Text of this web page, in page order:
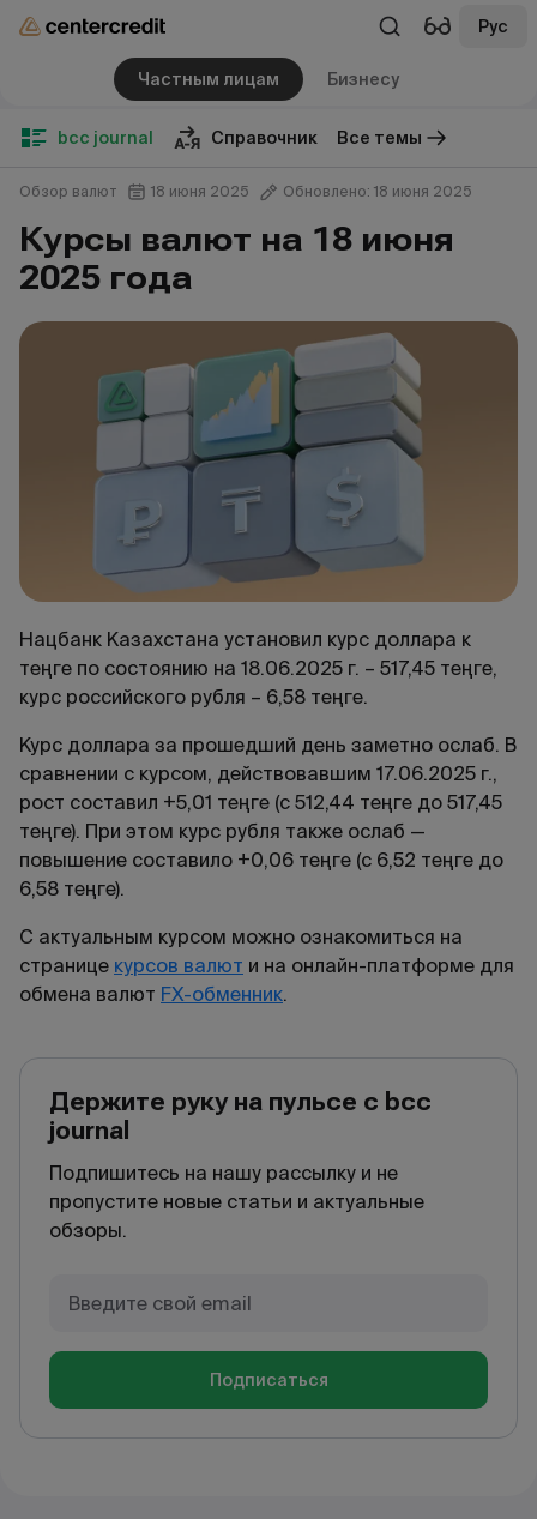
Рус
Частным лицам Бизнесу
bcc journal Справочник Все темы
Обзор валют 18 июня 2025 Обновлено: 18 июня 2025
Курсы валют на 18 июня
2025 года
Нацбанк Казахстана установил курс доллара к
теңге по состоянию на 18.06.2025 г. – 517,45 теңге,
курс российского рубля – 6,58 теңге.
Курс доллара за прошедший день заметно ослаб. В
сравнении с курсом, действовавшим 17.06.2025 г.,
рост составил +5,01 теңге (с 512,44 теңге до 517,45
теңге). При этом курс рубля также ослаб —
повышение составило +0,06 теңге (с 6,52 теңге до
6,58 теңге).
С актуальным курсом можно ознакомиться на
странице курсов валют и на онлайн-платформе для
обмена валют FX-обменник.
Держите руку на пульсе с bcc
journal
Подпишитесь на нашу рассылку и не
пропустите новые статьи и актуальные
обзоры.
Подписаться